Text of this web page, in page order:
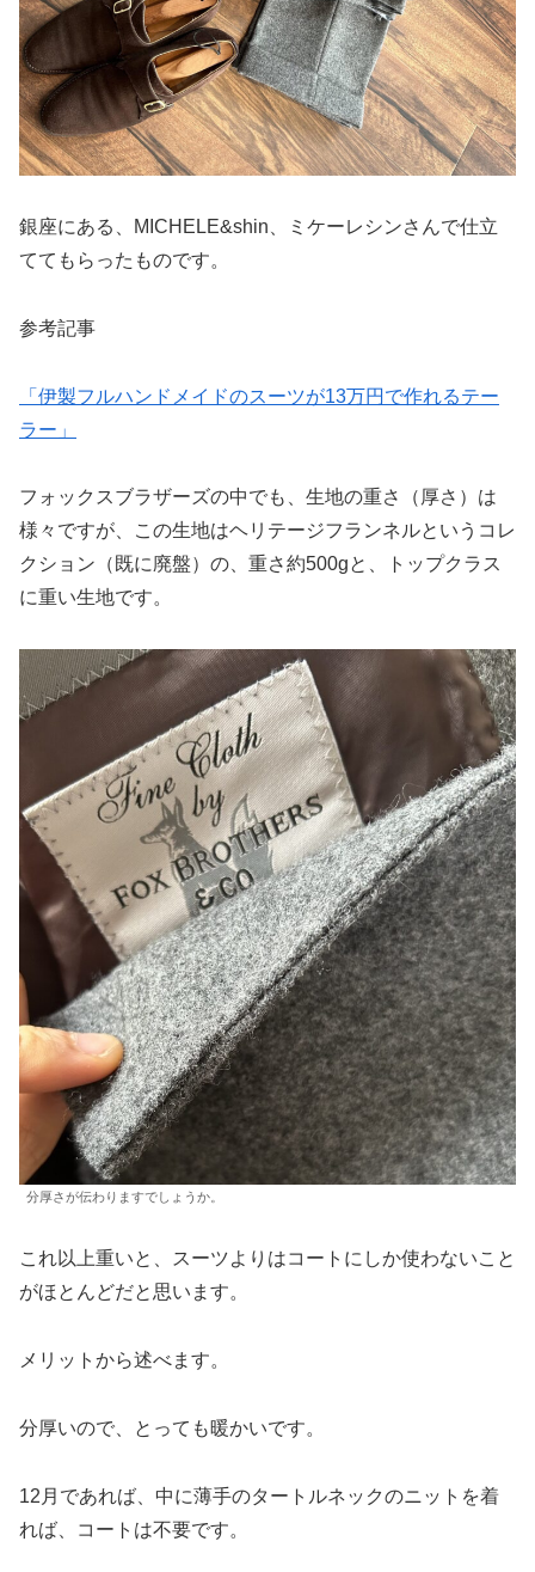
銀座にある、MICHELE&shin、ミケーレシンさんで仕立
ててもらったものです。
参考記事
「伊製フルハンドメイドのスーツが13万円で作れるテー
ラー」
フォックスブラザーズの中でも、生地の重さ（厚さ）は
様々ですが、この生地はヘリテージフランネルというコレ
クション（既に廃盤）の、重さ約500gと、トップクラス
に重い生地です。
分厚さが伝わりますでしょうか。
これ以上重いと、スーツよりはコートにしか使わないこと
がほとんどだと思います。
メリットから述べます。
分厚いので、とっても暖かいです。
12月であれば、中に薄手のタートルネックのニットを着
れば、コートは不要です。